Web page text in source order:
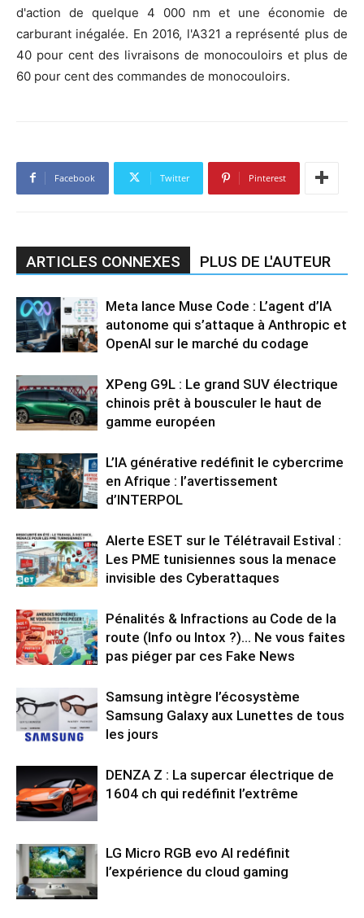
d'action de quelque 4 000 nm et une économie de
carburant inégalée. En 2016, l'A321 a représenté plus de
40 pour cent des livraisons de monocouloirs et plus de
60 pour cent des commandes de monocouloirs.
Facebook Twitter Pinterest
ARTICLES CONNEXES PLUS DE L'AUTEUR
Meta lance Muse Code : L’agent d’IA
autonome qui s’attaque à Anthropic et
OpenAI sur le marché du codage
XPeng G9L : Le grand SUV électrique
chinois prêt à bousculer le haut de
gamme européen
L’IA générative redéfinit le cybercrime
en Afrique : l’avertissement
d’INTERPOL
Alerte ESET sur le Télétravail Estival :
Les PME tunisiennes sous la menace
invisible des Cyberattaques
Pénalités & Infractions au Code de la
route (Info ou Intox ?)… Ne vous faites
pas piéger par ces Fake News
Samsung intègre l’écosystème
Samsung Galaxy aux Lunettes de tous
les jours
DENZA Z : La supercar électrique de
1604 ch qui redéfinit l’extrême
LG Micro RGB evo AI redéfinit
l’expérience du cloud gaming